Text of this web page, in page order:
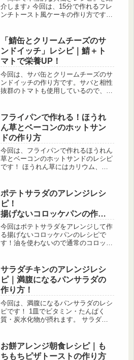
介します♪ 今回は、15分で作れるフレ
ンチトースト風ケーキの作り方です。
下さい！
「鯖缶とクリームチーズのサ
ンドイッチ」レシピ｜鯖＋ト
マトで栄養UP！
今回は、サバ缶とクリームチーズのサ
ンドイッチの作り方です。サバと相性
抜群のトマトも使用しているので、栄
足できる一品です。食パンや、フラン
スパン、ロールパンなどお好きなパン
で作ってみて下さい。
フライパンで作れる！ほうれ
ん草とベーコンのホットサン
ドの作り方
今回は、フライパンで作れるほうれん
草とベーコンのホットサンドのレシピ
です！ ほうれん草にはカリウム、鉄
草の栄養が摂れて食べ応えもあるので
ぜひ作ってみて下さい。
ポテトサラダのアレンジレシ
ピ！
揚げないコロッケパンの作り
方
今回はポテトサラダをアレンジして作
る揚げないコロッケパンのレシピで
す！油を使わないので通常のコロッケ
ができます。ポテトサラダの作り方も
紹介しているのでぜひ作ってみて下さ
い。
サラダチキンのアレンジレシ
ピ｜満腹になるパンサラダの
作り方！
今回は、満腹になるパンサラダのレシ
ピです！ 1皿でビタミン・たんぱく
質・炭水化物が摂れます。 サラダチ
とりとしていておいしいです。 そし
てプレーン、ハーブ、スモーク、ブラ
お餅アレンジ朝食レシピ｜も
ちもちピザトーストの作り方